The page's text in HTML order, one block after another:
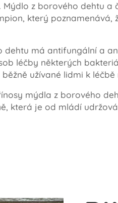
z borového dehtu a
který
má antifungální a
léčby některých
užívané lidmi k
mýdla z borového
která je od mládí